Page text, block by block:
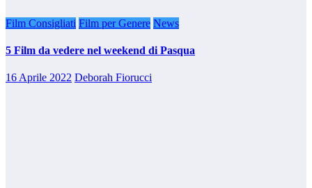
Film Consigliati Film per Genere News
5 Film da vedere nel weekend di Pasqua
16 Aprile 2022 Deborah Fiorucci